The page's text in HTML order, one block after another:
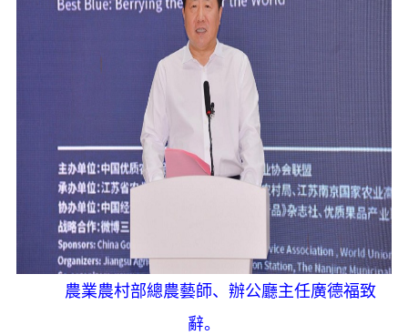
農業農村部總農藝師、辦公廳主任廣德福致
辭。